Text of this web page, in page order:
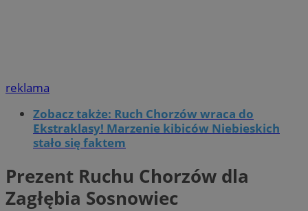
reklama
Zobacz także: Ruch Chorzów wraca do
Ekstraklasy! Marzenie kibiców Niebieskich
stało się faktem
Prezent Ruchu Chorzów dla
Zagłębia Sosnowiec